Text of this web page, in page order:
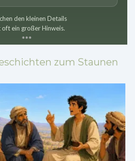
den kleinen Details
oft ein großer Hinweis.
***
zum Staunen